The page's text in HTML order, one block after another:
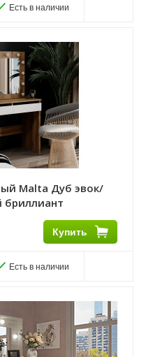
Есть в наличии
Malta Дуб эвок/
бриллиант
Купить
Есть в наличии